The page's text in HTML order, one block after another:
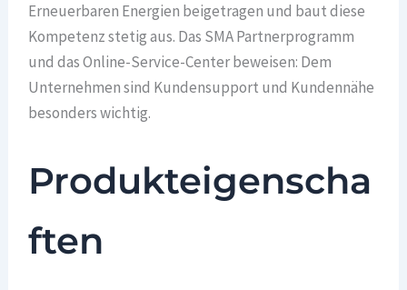
Erneuerbaren Energien beigetragen und baut diese
Kompetenz stetig aus. Das SMA Partnerprogramm
und das Online-Service-Center beweisen: Dem
Unternehmen sind Kundensupport und Kundennähe
besonders wichtig.
Produkteigenscha
ften